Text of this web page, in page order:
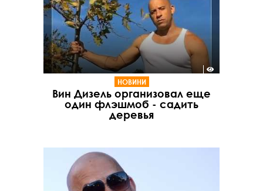
НОВИНИ
Вин Дизель организовал еще
один флэшмоб - садить
деревья